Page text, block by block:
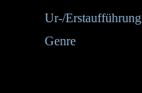
Ur-/Erstaufführung
Genre